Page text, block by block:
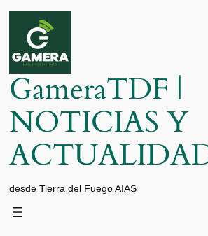
Saltar
contenido
GameraTDF |
NOTICIAS Y
desde Tierra del Fuego AIAS